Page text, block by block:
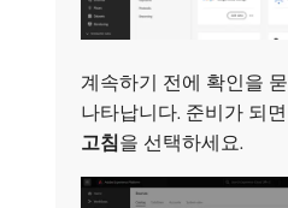
계속하기 전에 확인을
나타납니다. 준비가 되면
고침​을 선택하세요.